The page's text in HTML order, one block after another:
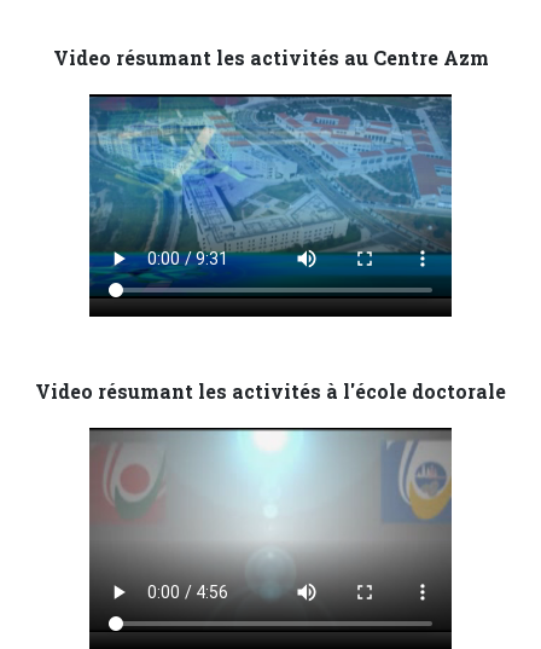
Video résumant les activités au Centre Azm
Video résumant les activités à l'école doctorale